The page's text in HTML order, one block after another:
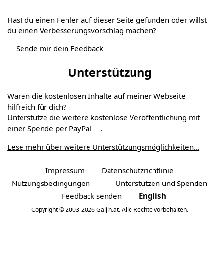
Hast du einen Fehler auf dieser Seite gefunden oder willst
du einen Verbesserungs­vorschlag machen?
Sende mir dein Feedback
Unterstützung
Waren die kostenlosen Inhalte auf meiner Webseite
hilfreich für dich?
Unterstütze die weitere kostenlose Veröffentlichung mit
einerSpende per PayPal
.
Lese mehr über weitere Unterstützungs­möglichkeiten...
Impressum
Datenschutzrichtlinie
Nutzungsbedingungen
Unterstützen und Spenden
Feedback senden
English
Copyright © 2003-2026 Gaijin.at. Alle Rechte vorbehalten.